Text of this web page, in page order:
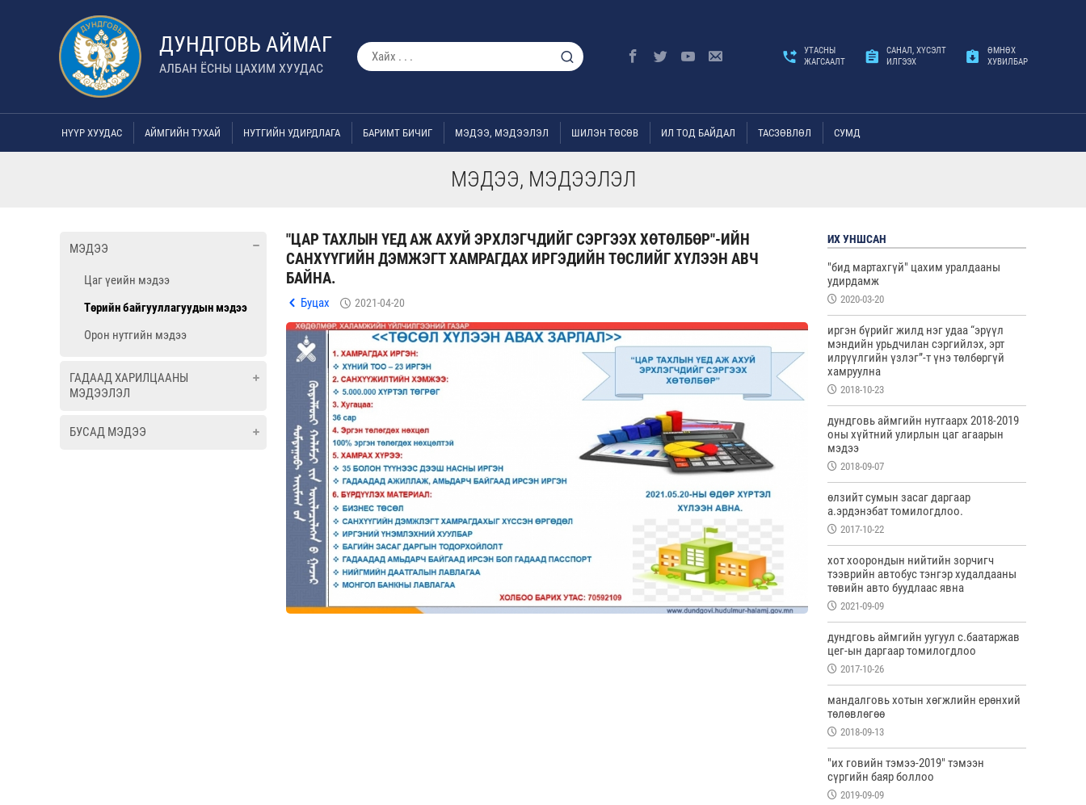
ДУНДГОВЬ АЙМАГ
АЛБАН ЁСНЫ ЦАХИМ ХУУДАС
УТАСНЫ
ЖАГСААЛТ
САНАЛ, ХҮСЭЛТ
ИЛГЭЭХ
ӨМНӨХ
ХУВИЛБАР
НҮҮР ХУУДАС АЙМГИЙН ТУХАЙ НУТГИЙН УДИРДЛАГА БАРИМТ БИЧИГ МЭДЭЭ, МЭДЭЭЛЭЛ ШИЛЭН ТӨСӨВ ИЛ ТОД БАЙДАЛ ТАСЗӨВЛӨЛ СУМД
МЭДЭЭ, МЭДЭЭЛЭЛ
МЭДЭЭ
Цаг үеийн мэдээ
Төрийн байгууллагуудын мэдээ
Орон нутгийн мэдээ
ГАДААД ХАРИЛЦААНЫ
МЭДЭЭЛЭЛ
БУСАД МЭДЭЭ
"ЦАР ТАХЛЫН ҮЕД АЖ АХУЙ ЭРХЛЭГЧДИЙГ СЭРГЭЭХ ХӨТӨЛБӨР"-ИЙН
САНХҮҮГИЙН ДЭМЖЭГТ ХАМРАГДАХ ИРГЭДИЙН ТӨСЛИЙГ ХҮЛЭЭН АВЧ
БАЙНА.
Буцах 2021-04-20
ИХ УНШСАН
"бид мартахгүй" цахим уралдааны
удирдамж
2020-03-20
иргэн бүрийг жилд нэг удаа “эрүүл
мэндийн урьдчилан сэргийлэх, эрт
илрүүлгийн үзлэг”-т үнэ төлбөргүй
хамруулна
2018-10-23
дундговь аймгийн нутгаарх 2018-2019
оны хүйтний улирлын цаг агаарын
мэдээ
2018-09-07
өлзийт сумын засаг даргаар
а.эрдэнэбат томилогдлоо.
2017-10-22
хот хоорондын нийтийн зорчигч
тээврийн автобус тэнгэр худалдааны
төвийн авто буудлаас явна
2021-09-09
дундговь аймгийн уугуул с.баатаржав
цег-ын даргаар томилогдлоо
2017-10-26
мандалговь хотын хөгжлийн ерөнхий
төлөвлөгөө
2018-09-13
"их говийн тэмээ-2019" тэмээн
сүргийн баяр боллоо
2019-09-09